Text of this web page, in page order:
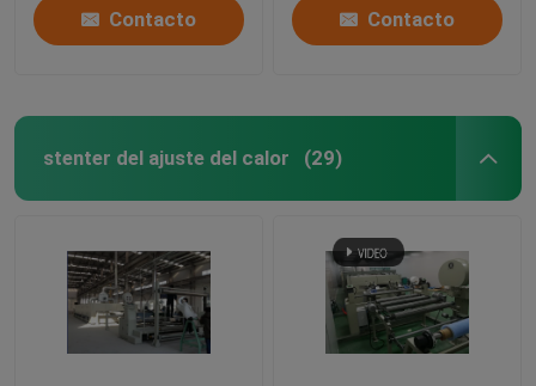
Contacto Contacto
stenter del ajuste del calor (29)